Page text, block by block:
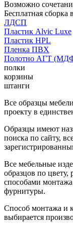
Возможно
Бесплатная сборка
ЛДСП
Пластик Alvic Luxe
Пластик HPL
Пленка ПВХ
Полотно АГТ
полки
корзины
штанги
Все образцы
проекту в
Образцы имеют
поиска по сайту,
Все мебельные
образцов по цвету,
способами
фурнитуры.
Способ монтажа и
выбирается